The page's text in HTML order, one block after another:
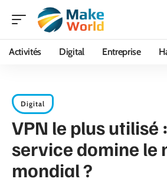
Activités Digital Entreprise
Digital
VPN le plus utilisé
service domine le
mondial ?